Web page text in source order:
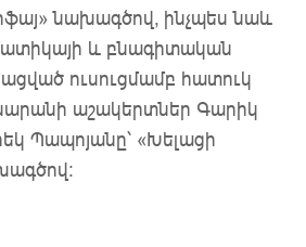
նախագծով, ինչպես նաև
և բնագիտական
ուսուցմամբ հատուկ
աշակերտներ Գարիկ
Պապոյանը՝ «Խելացի